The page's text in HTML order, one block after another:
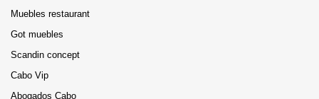
Muebles restaurant
Got muebles
Scandin concept
Cabo Vip
Abogados Cabo